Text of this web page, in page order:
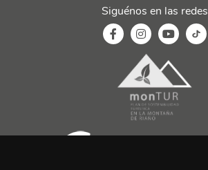
Siguénos en las redes